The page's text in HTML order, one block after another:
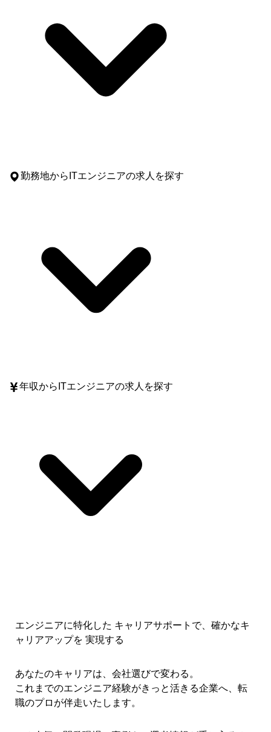
勤務地からITエンジニアの求人を探す
年収からITエンジニアの求人を探す
エンジニアに特化した キャリアサポートで、 確かなキ
ャリアアップを 実現する
あなたのキャリアは、会社選びで変わる。
これまでのエンジニア経験がきっと活きる企業へ、転
職のプロが伴走いたします。